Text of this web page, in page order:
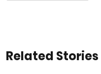
Related Stories